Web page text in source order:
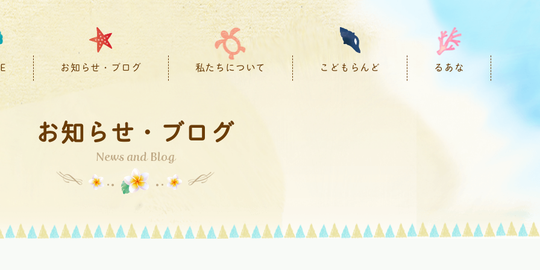
お知らせ・ブログ 私たちについて こどもらんど るあな
お知らせ・ブログ
News and Blog